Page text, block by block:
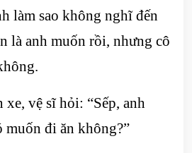
làm sao không nghĩ đến
là anh muốn rồi, nhưng cô
vệ sĩ hỏi: “Sếp, anh
muốn đi ăn không?”